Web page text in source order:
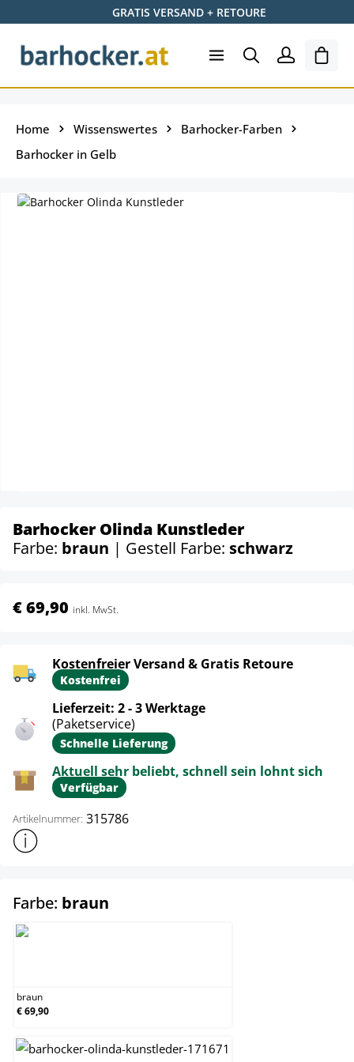
Zum Hauptinhalt springenGRATIS VERSAND + RETOURE
Home Wissenswertes
Barhocker-Farben
Barhocker in Gelb
Barhocker Olinda Kunstleder
Farbe: braun | Gestell Farbe: schwarz
€ 69,90 inkl. MwSt.
Kostenfreier Versand & Gratis Retoure
Kostenfrei
Lieferzeit: 2 - 3 Werktage
(Paketservice)
Schnelle Lieferung
Aktuell sehr beliebt, schnell sein lohnt sich
Verfügbar
Artikelnummer: 315786
Weitere Produktinformationen anzeigen
Farbe: braun
braun
€ 69,90